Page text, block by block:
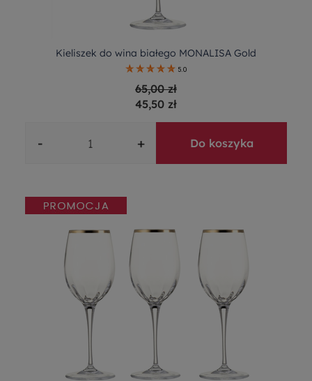
Kieliszek do wina białego MONALISA Gold
5.0
65,00 zł
45,50 zł
- + Do koszyka